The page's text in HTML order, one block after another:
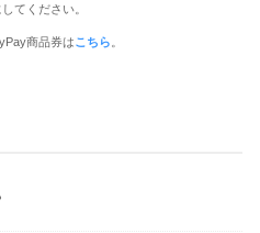
てください。
商品券はこちら